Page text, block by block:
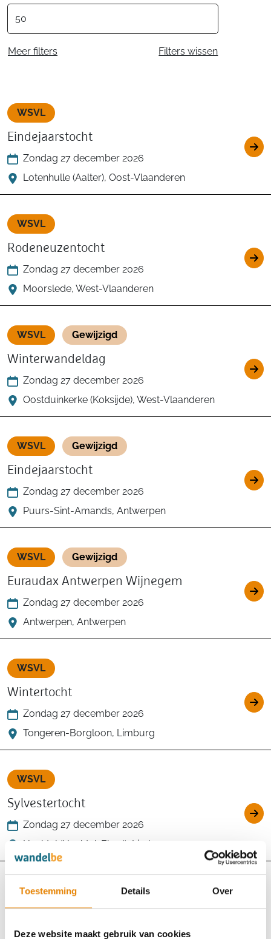
Toestemming Details Over
Deze website maakt gebruik van cookies
Meer filters Filters wissen
WSVL
Eindejaarstocht
Zondag 27 december 2026
Lotenhulle (Aalter), Oost-Vlaanderen
WSVL
Rodeneuzentocht
Zondag 27 december 2026
Moorslede, West-Vlaanderen
WSVL Gewijzigd
Winterwandeldag
Zondag 27 december 2026
Oostduinkerke (Koksijde), West-Vlaanderen
WSVL Gewijzigd
Eindejaarstocht
Zondag 27 december 2026
Puurs-Sint-Amands, Antwerpen
WSVL Gewijzigd
Euraudax Antwerpen Wijnegem
Zondag 27 december 2026
Antwerpen, Antwerpen
WSVL
Wintertocht
Zondag 27 december 2026
Tongeren-Borgloon, Limburg
WSVL
Sylvestertocht
Zondag 27 december 2026
Hechtel (Hechtel-Eksel), Limburg
WSVL
Maandag 28 december 2026